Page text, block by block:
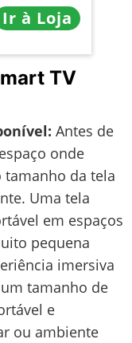
Ir à Loja
TV
Antes de
onde
tamanho da tela
Uma tela
em espaços
pequena
imersiva
tamanho de
e
ou ambiente